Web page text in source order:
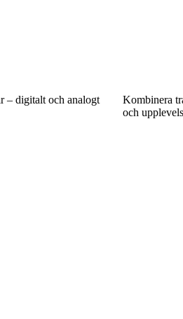
– digitalt och analogt
Kombinera
och